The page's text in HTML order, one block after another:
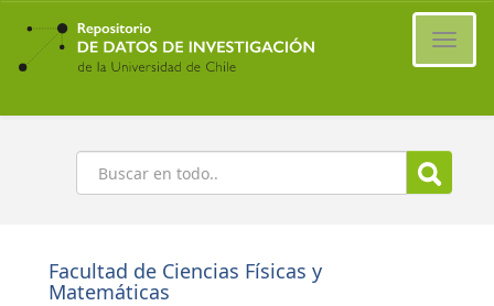
Ir
contenido
principal
Buscar
Facultad de Ciencias Físicas y
Matemáticas